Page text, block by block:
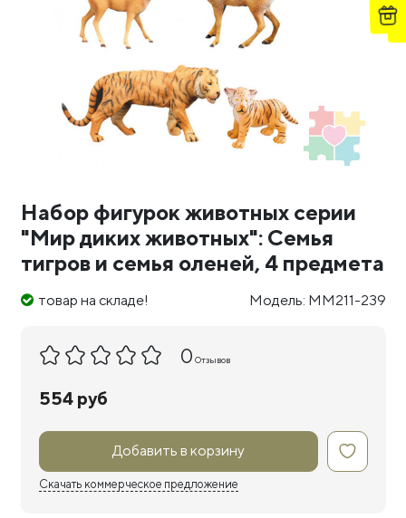
Набор фигурок животных серии
"Мир диких животных": Семья
тигров и семья оленей, 4 предмета
товар на складе! Модель: MM211-239
0 Отзывов
554 руб
Добавить в корзину
Скачать коммерческое предложение